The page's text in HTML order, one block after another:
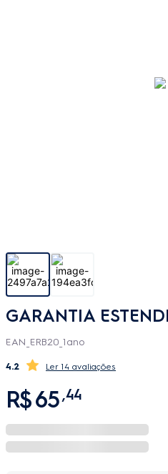
GARANTIA
EAN_ERB20_1ano
4.2 14 avaliações
R$65,44